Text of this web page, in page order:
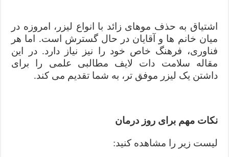
اشتیاق به حذف موهای زائد با انواع لیزر، امروزه در
میان خانم ها و آقایان در حال گسترش است. اما هر
فناوری، فرهنگ خاص خود را نیز نیاز دارد. در این
مقاله سلامت دات لایف مطالبی علمی را برای
داشتن یک لیزر موفق تر، به شما تقدیم می کند.
نکات مهم برای روز درمان
لیست زیر را مشاهده کنید: